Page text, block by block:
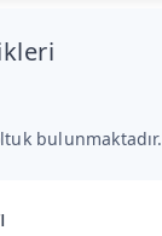
bulunmaktadır.